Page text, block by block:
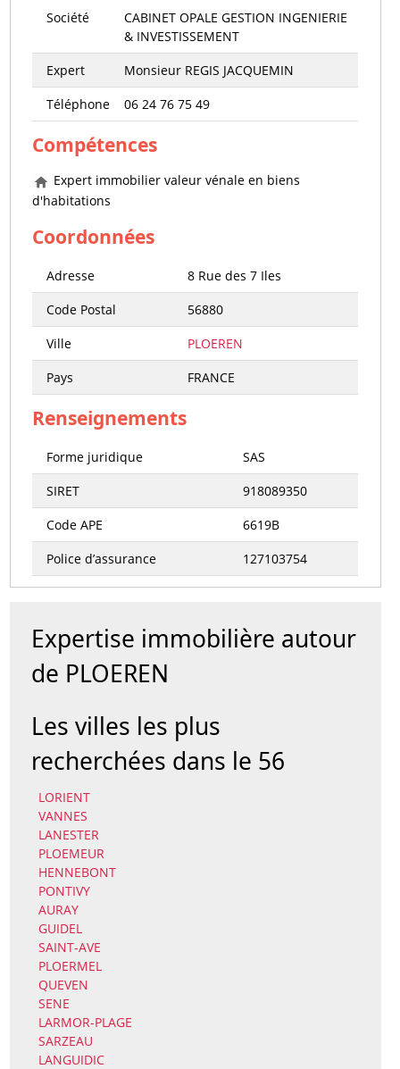
Société
CABINET OPALE GESTION INGENIERIE
& INVESTISSEMENT
Expert
Monsieur REGIS JACQUEMIN
Téléphone
06 24 76 75 49
Compétences
Expert immobilier valeur vénale en biens
d'habitations
Coordonnées
Adresse
8 Rue des 7 Iles
Code Postal
56880
Ville
PLOEREN
Pays
FRANCE
Renseignements
Forme juridique
SAS
SIRET
918089350
Code APE
6619B
Police d’assurance
127103754
Expertise immobilière autour
de PLOEREN
Les villes les plus
recherchées dans le 56
LORIENT
VANNES
LANESTER
PLOEMEUR
HENNEBONT
PONTIVY
AURAY
GUIDEL
SAINT-AVE
PLOERMEL
QUEVEN
SENE
LARMOR-PLAGE
SARZEAU
LANGUIDIC